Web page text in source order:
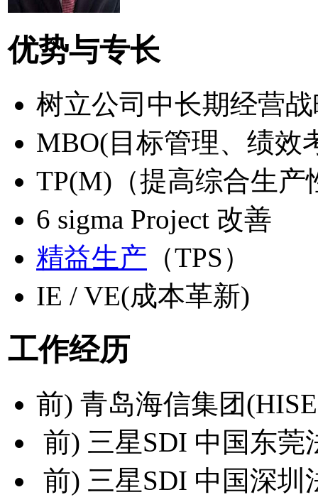
优势与专长
树立公司中长期经营
MBO(目标管理、绩效
TP(M)（提高综合生产
6 sigma Project 改善
精益生产 （TPS）
IE / VE(成本革新)
工作经历
前) 青岛海信集团
前) 三星SDI 中国东莞
前) 三星SDI 中国深圳